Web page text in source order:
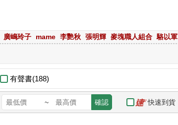
廣嶋玲子 mame 李艷秋 張明輝 麥塊職人組合 駱以軍
有聲書(188)
~ 確認 快速到貨